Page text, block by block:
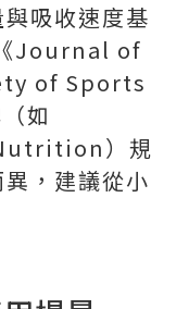
與吸收速度基
Journal of
of Sports
如
）規
，建議從小